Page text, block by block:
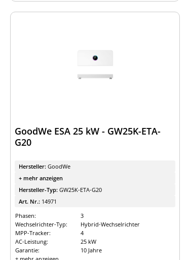
GoodWe ESA 25 kW - GW25K-ETA-
G20
Hersteller: GoodWe
+ mehr anzeigen
Hersteller-Typ: GW25K-ETA-G20
Art. Nr.: 14971
Phasen:
3
Wechselrichter-Typ:
Hybrid-Wechselrichter
MPP-Tracker:
4
AC-Leistung:
25 kW
Garantie:
10 Jahre